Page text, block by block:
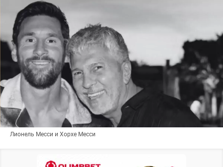
Лионель Месси и Хорхе Месси